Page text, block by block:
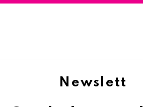
Newslett